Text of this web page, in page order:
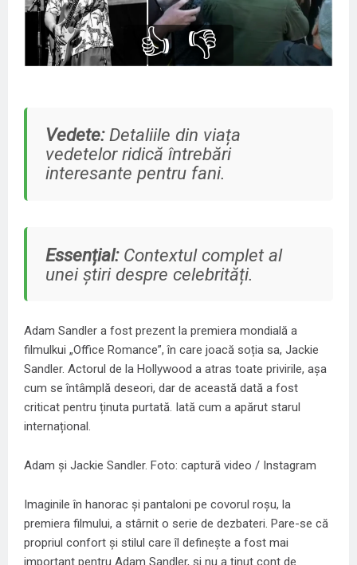
👍 👎
Vedete:Detaliile din viața
vedetelor ridică întrebări
interesante pentru fani.
Essențial:Contextul complet al
unei știri despre celebrități.
Adam Sandler a fost prezent la premiera mondială a
filmulkui „Office Romance”, în care joacă soția sa, Jackie
Sandler. Actorul de la Hollywood a atras toate privirile, așa
cum se întâmplă deseori, dar de această dată a fost
criticat pentru ținuta purtată. Iată cum a apărut starul
internațional.
Adam și Jackie Sandler. Foto: captură video / Instagram
Imaginile în hanorac și pantaloni pe covorul roșu, la
premiera filmului, a stârnit o serie de dezbateri. Pare-se că
propriul confort și stilul care îl definește a fost mai
important pentru Adam Sandler, și nu a ținut cont de